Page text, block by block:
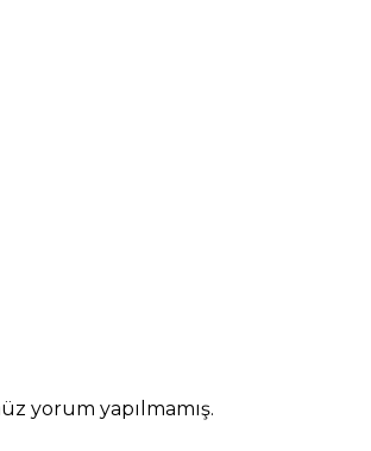
yorum yapılmamış.